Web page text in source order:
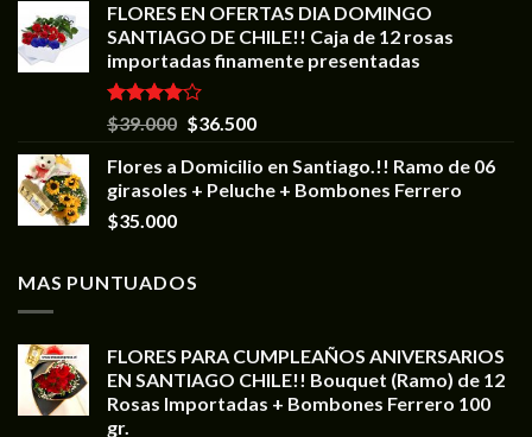
FLORES EN OFERTAS DIA DOMINGO
SANTIAGO DE CHILE!! Caja de 12 rosas
importadas finamente presentadas
Valorado
en
de 5
$39.000 $36.500
Flores a Domicilio en Santiago.!! Ramo de 06
girasoles + Peluche + Bombones Ferrero
$35.000
MAS PUNTUADOS
FLORES PARA CUMPLEAÑOS ANIVERSARIOS
EN SANTIAGO CHILE!! Bouquet (Ramo) de 12
Rosas Importadas + Bombones Ferrero 100
gr.